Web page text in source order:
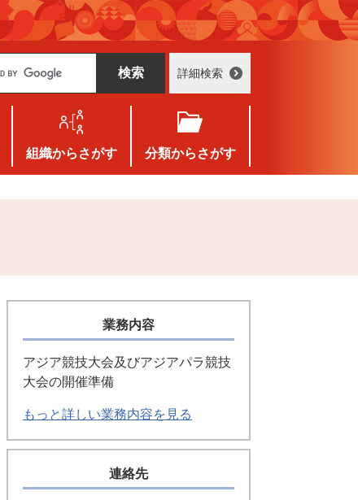
詳細検索
組織からさがす 分類からさがす
業務内容
アジア競技大会及びアジアパラ競技
大会の開催準備
もっと詳しい業務内容を見る
連絡先